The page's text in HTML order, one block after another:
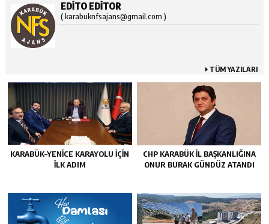
EDITO EDITOR
( karabuknfsajans@gmail.com )
TÜM YAZILARI
KARABÜK–YENİCE KARAYOLU İÇİN
İLK ADIM
CHP KARABÜK İL BAŞKANLIĞINA
ONUR BURAK GÜNDÜZ ATANDI